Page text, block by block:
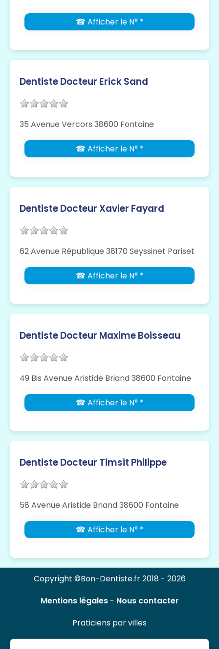
☎ Afficher le N° *
Dentiste Docteur Erick Sand
35 Avenue Vercors 38600 Fontaine
☎ Afficher le N° *
Dentiste Docteur Xavier Fayard
62 Avenue République 38170 Seyssinet Pariset
☎ Afficher le N° *
Dentiste Docteur Maxime Boisseau
49 Bis Avenue Aristide Briand 38600 Fontaine
☎ Afficher le N° *
Dentiste Docteur Timsit Philippe
58 Avenue Aristide Briand 38600 Fontaine
☎ Afficher le N° *
Copyright ©Bon-Dentiste.fr 2018 - 2026
Mentions légales- Nous contacter
Praticiens par villes